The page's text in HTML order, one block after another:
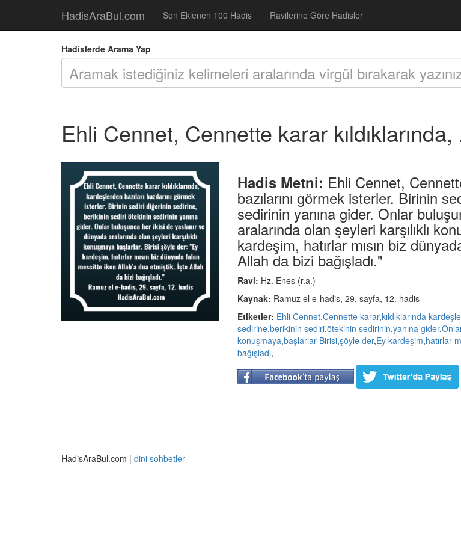
HadisAraBul.com Son Eklenen 100 Hadis Ravilerine Göre Hadisler
Hadislerde Arama Yap
Ehli Cennet, Cennette karar
Hadis Metni: Ehli Cennet,
bazılarını görmek isterler. Birinin
sedirinin yanına gider. Onlar
aralarında olan şeyleri karşılıklı
kardeşim, hatırlar mısın biz
Allah da bizi bağışladı."
Ravi: Hz. Enes (r.a.)
Kaynak: Ramuz el e-hadis, 29. sayfa, 12. hadis
Etiketler: Ehli Cennet,Cennette karar,kıldıklarında
sedirine,berikinin sediri,ötekinin sedirinin,yanına gider,
konuşmaya,başlarlar Birisi,şöyle der,Ey kardeşim,hatırlar
bağışladı,
HadisAraBul.com | dini sohbetler